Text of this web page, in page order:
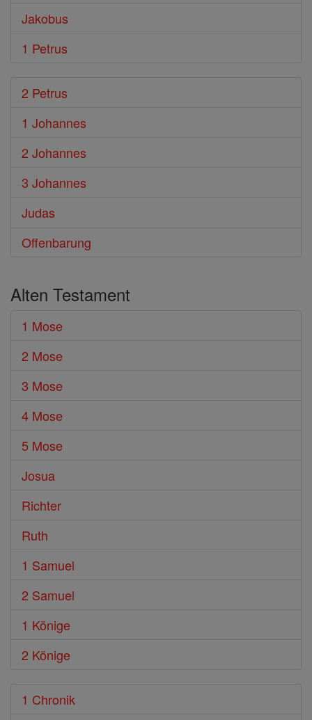
Jakobus
1 Petrus
2 Petrus
1 Johannes
2 Johannes
3 Johannes
Judas
Offenbarung
Alten Testament
1 Mose
2 Mose
3 Mose
4 Mose
5 Mose
Josua
Richter
Ruth
1 Samuel
2 Samuel
1 Könige
2 Könige
1 Chronik